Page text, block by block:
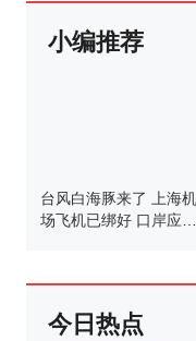
小编推荐
台风白海豚来了 上海机
场飞机已绑好 口岸应急
今日热点